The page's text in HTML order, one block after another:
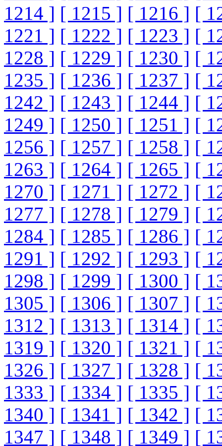
1214 ] [ 1215 ] [ 1216 ] [
1221 ] [ 1222 ] [ 1223 ] [
1228 ] [ 1229 ] [ 1230 ] [
1235 ] [ 1236 ] [ 1237 ] [
1242 ] [ 1243 ] [ 1244 ] [
1249 ] [ 1250 ] [ 1251 ] [
1256 ] [ 1257 ] [ 1258 ] [
1263 ] [ 1264 ] [ 1265 ] [
1270 ] [ 1271 ] [ 1272 ] [
1277 ] [ 1278 ] [ 1279 ] [
1284 ] [ 1285 ] [ 1286 ] [
1291 ] [ 1292 ] [ 1293 ] [
1298 ] [ 1299 ] [ 1300 ] [
1305 ] [ 1306 ] [ 1307 ] [
1312 ] [ 1313 ] [ 1314 ] [
1319 ] [ 1320 ] [ 1321 ] [
1326 ] [ 1327 ] [ 1328 ] [
1333 ] [ 1334 ] [ 1335 ] [
1340 ] [ 1341 ] [ 1342 ] [
1347 ] [ 1348 ] [ 1349 ] [